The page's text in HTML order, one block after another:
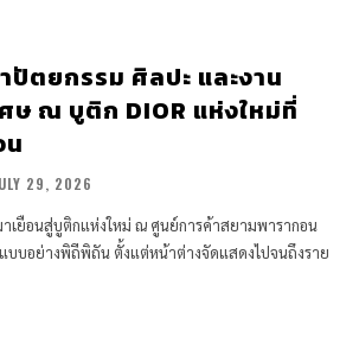
ตยกรรม ศิลปะ และงาน
ณ บูติก DIOR แห่งใหม่ที่
29, 2026
เยือนสู่บูติกแห่งใหม่ ณ ศูนย์การค้าสยามพารากอน
บบอย่างพิถีพิถัน ตั้งแต่หน้าต่างจัดแสดงไปจนถึงราย